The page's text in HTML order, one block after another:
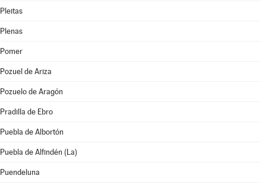
Pleitas
Plenas
Pomer
Pozuel de Ariza
Pozuelo de Aragón
Pradilla de Ebro
Puebla de Albortón
Puebla de Alfindén (La)
Puendeluna